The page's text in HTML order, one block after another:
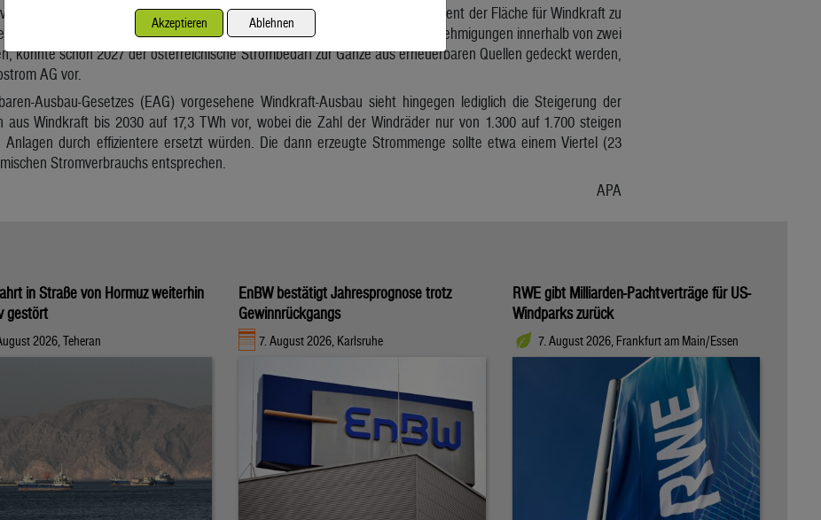
forcierten Ausbau, der die Gemeinden verpflichten würde, bis 2024 zwei Prozent der Fläche für Windkraft zu
Kompensationsflächen in anderen Gemeinden zu kaufen und dann Genehmigungen innerhalb von zwei
könnte schon 2027 der österreichische Strombedarf zur Gänze aus erneuerbaren Quellen gedeckt werden,
AG vor.
Ausbau-Gesetzes (EAG) vorgesehene Windkraft-Ausbau sieht hingegen lediglich die Steigerung der
aus Windkraft bis 2030 auf 17,3 TWh vor, wobei die Zahl der Windräder nur von 1.300 auf 1.700 steigen
durch effizientere ersetzt würden. Die dann erzeugte Strommenge sollte etwa einem Viertel (23
Stromverbrauchs entsprechen.
APA
in Straße von Hormuz weiterhin
gestört
2026, Teheran
EnBW bestätigt Jahresprognose trotz
Gewinnrückgangs
7. August 2026, Karlsruhe
RWE gibt Milliarden-Pachtverträge für US-
Windparks zurück
7. August 2026, Frankfurt am Main/Essen
Akzeptieren Ablehnen